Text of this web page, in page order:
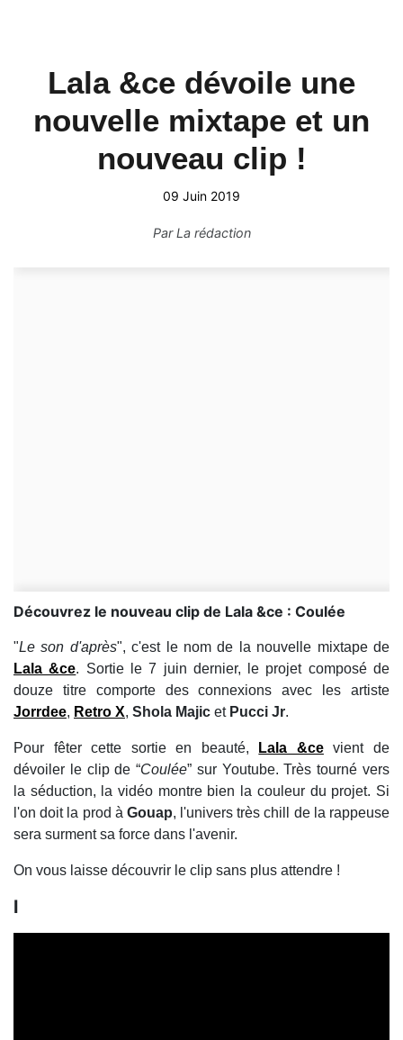
Lala &ce dévoile une
nouvelle mixtape et un
nouveau clip !
09 Juin 2019
ParLa rédaction
Découvrez le nouveau clip de Lala &ce : Coulée
"Le son d'après", c'est le nom de la nouvelle mixtape de
Lala &ce. Sortie le 7 juin dernier, le projet composé de
douze titre comporte des connexions avec les artiste
Jorrdee, Retro X, Shola Majic et Pucci Jr.
Pour fêter cette sortie en beauté, Lala &cevient de
dévoiler le clip de “Coulée” sur Youtube. Très tourné vers
la séduction, la vidéo montre bien la couleur du projet. Si
l'on doit la prod à Gouap, l'univers très chill de la rappeuse
sera surment sa force dans l'avenir.
On vous laisse découvrir le clip sans plus attendre !
l